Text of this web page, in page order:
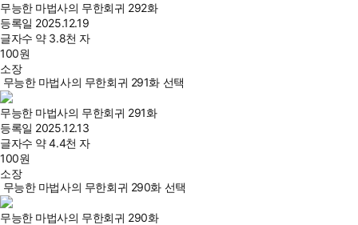
무능한 마법사의 무한회귀 292화
등록일 2025.12.19
글자수 약 3.8천 자
100원
소장
무능한 마법사의 무한회귀 291화 선택
무능한 마법사의 무한회귀 291화
등록일 2025.12.13
글자수 약 4.4천 자
100원
소장
무능한 마법사의 무한회귀 290화 선택
무능한 마법사의 무한회귀 290화